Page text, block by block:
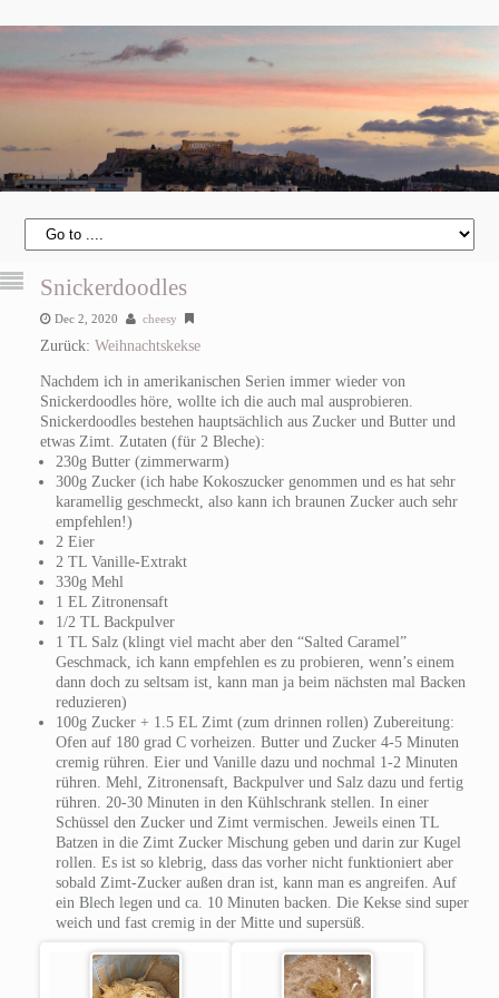
Snickerdoodles
Dec 2, 2020 cheesy
Zurück: Weihnachtskekse
Nachdem ich in amerikanischen Serien immer wieder von
Snickerdoodles höre, wollte ich die auch mal ausprobieren.
Snickerdoodles bestehen hauptsächlich aus Zucker und Butter und
etwas Zimt. Zutaten (für 2 Bleche):
230g Butter (zimmerwarm)
300g Zucker (ich habe Kokoszucker genommen und es hat sehr
karamellig geschmeckt, also kann ich braunen Zucker auch sehr
empfehlen!)
2 Eier
2 TL Vanille-Extrakt
330g Mehl
1 EL Zitronensaft
1/2 TL Backpulver
1 TL Salz (klingt viel macht aber den “Salted Caramel”
Geschmack, ich kann empfehlen es zu probieren, wenn’s einem
dann doch zu seltsam ist, kann man ja beim nächsten mal Backen
reduzieren)
100g Zucker + 1.5 EL Zimt (zum drinnen rollen) Zubereitung:
Ofen auf 180 grad C vorheizen. Butter und Zucker 4-5 Minuten
cremig rühren. Eier und Vanille dazu und nochmal 1-2 Minuten
rühren. Mehl, Zitronensaft, Backpulver und Salz dazu und fertig
rühren. 20-30 Minuten in den Kühlschrank stellen. In einer
Schüssel den Zucker und Zimt vermischen. Jeweils einen TL
Batzen in die Zimt Zucker Mischung geben und darin zur Kugel
rollen. Es ist so klebrig, dass das vorher nicht funktioniert aber
sobald Zimt-Zucker außen dran ist, kann man es angreifen. Auf
ein Blech legen und ca. 10 Minuten backen. Die Kekse sind super
weich und fast cremig in der Mitte und supersüß.